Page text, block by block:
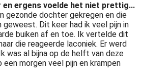
en ergens voelde het niet prettig...
gezonde dochter gekregen en die
geweest. Dit keer had ik veel pijn in
buiken af en toe. Ik vertelde dit
die reageerde laconiek. Er werd
was al bijna op de helft van deze
morgen veel pijn en krampen